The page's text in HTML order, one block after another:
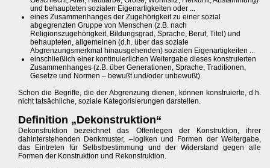
und behaupteten sozialen Eigenartigkeiten oder ...
eines Zusammenhanges der Zugehörigkeit zu einer sozial
abgegrenzten Gruppe von Menschen (z.B. nach
Religionszugehörigkeit, Bildungsgrad, Sprache, Beruf, Titel) und
behaupteten, allgemeinen (d.h. über das soziale
Abgrenzungsmerkmal hinausgehenden) sozialen Eigenartigkeiten ...
einschließlich einer kontinuierlichen Weitergabe dieses konstruierten
Zusammenhanges (z.B. über Generationen, Sprache, Traditionen,
Gesetze und Normen – bewußt und/oder unbewußt).
Schon die Begriffe, die der Abgrenzung dienen, können konstruierte, d.h.
nicht tatsächliche, soziale Kategorisierungen darstellen.
Definition „Dekonstruktion“
Dekonstruktion bezeichnet das Offenlegen der Konstruktion, ihrer
dahinterstehenden Denkmuster, –logiken und Formen der Weitergabe,
das Eintreten für Selbstbestimmung und der Widerstand gegen alle
Formen der Konstruktion und Rekonstruktion.